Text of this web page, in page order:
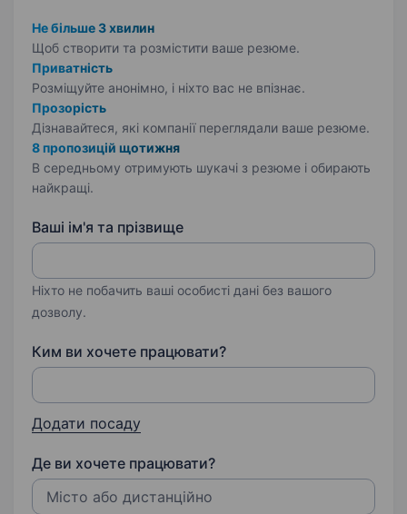
Не більше 3 хвилин
Щоб створити та розмістити ваше резюме.
Приватність
Розміщуйте анонімно, і ніхто вас не впізнає.
Прозорість
Дізнавайтеся, які компанії переглядали ваше резюме.
8 пропозицій щотижня
В середньому отримують шукачі з резюме і обирають
найкращі.
Ваші ім'я та прізвище
Ніхто не побачить ваші особисті дані без вашого
дозволу.
Ким ви хочете працювати?
Додати посаду
Де ви хочете працювати?